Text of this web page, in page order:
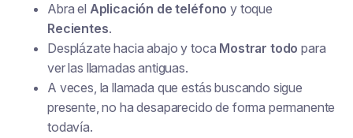
Abra el Aplicación de teléfono y toque
Recientes.
Desplázate hacia abajo y toca Mostrar todo para
ver las llamadas antiguas.
A veces, la llamada que estás buscando sigue
presente, no ha desaparecido de forma permanente
todavía.